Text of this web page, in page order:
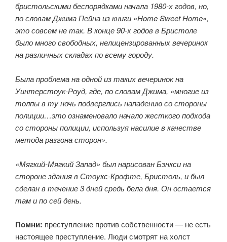
бристольскими беспорядками начала 1980-х годов, но,
по словам Джима Пейна из книги «Home Sweet Home»,
это совсем не так. В конце 90-х годов в Бристоле
было много свободных, нелицензированных вечеринок
на различных складах по всему городу.
Была проблема на одной из таких вечеринок на
Уинтерстоук-Роуд, где, по словам Джима, «многие из
толпы в ту ночь подверглись нападению со стороны
полиции…это ознаменовало начало жесткого подхода
со стороны полиции, используя насилие в качестве
метода разгона сторон».
«Мягкий-Мягкий Запад» был нарисован Бэнкси на
стороне здания в Стоукс-Крофте, Бристоль, и был
сделан в течение 3 дней средь бела дня. Он остается
там и по сей день.
Помни: преступление против собственности — не есть
настоящее преступление. Люди смотрят на холст